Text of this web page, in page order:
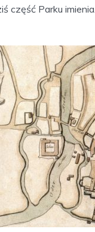
część Parku imienia...